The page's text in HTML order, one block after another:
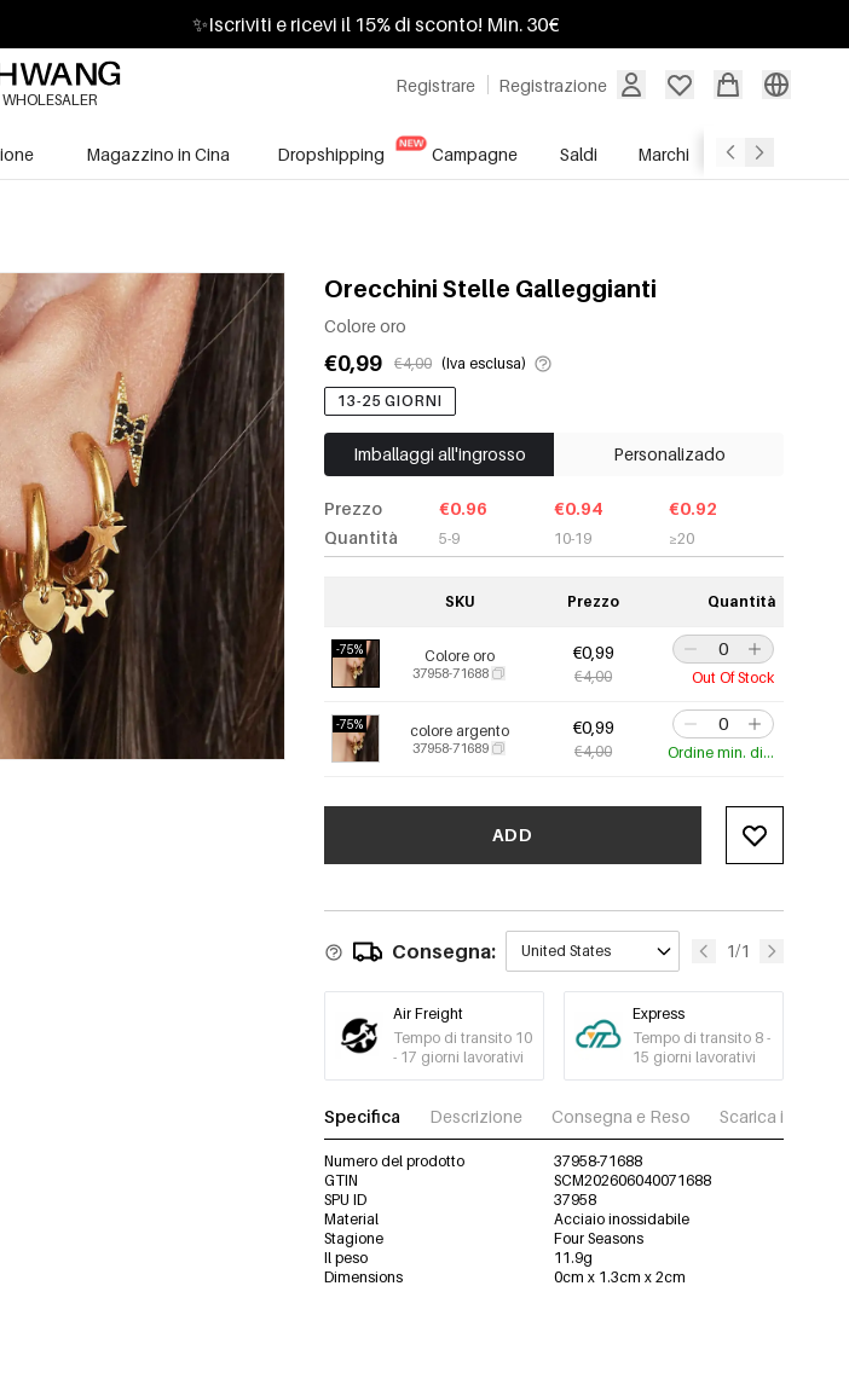
✨Iscriviti e ricevi il 15% di sconto! Min. 30€
Registrare Registrazione
Magazzino in Cina Dropshipping Campagne Saldi Marchi Servizio
Orecchini Stelle Galleggianti
Colore oro
€0,99 €4,00 (Iva esclusa)
13-25 GIORNI
Imballaggi all'ingrosso Personalizado
Prezzo
Quantità
€0.96
5-9
€0.94
10-19
€0.92
≥20
SKU Prezzo Quantità
-75% Colore oro
37958-71688
€0,99
€4,00 Out Of Stock
-75% colore argento
37958-71689
€0,99
€4,00 Ordine min. di 10 pz.
ADD
Consegna: United States 1/1
Air Freight
Tempo di transito 10
- 17 giorni lavorativi
Express
Tempo di transito 8 -
15 giorni lavorativi
Specifica Descrizione Consegna e Reso Scarica immagini
Numero del prodotto
37958-71688
GTIN
SCM202606040071688
SPU ID
37958
Material
Acciaio inossidabile
Stagione
Four Seasons
Il peso
11.9g
Dimensions
0cm x 1.3cm x 2cm